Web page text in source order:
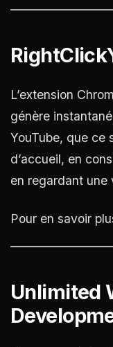
L’extension
génère
YouTube, que ce
d’accueil, en
en regardant une
Pour en savoir
Unlimited